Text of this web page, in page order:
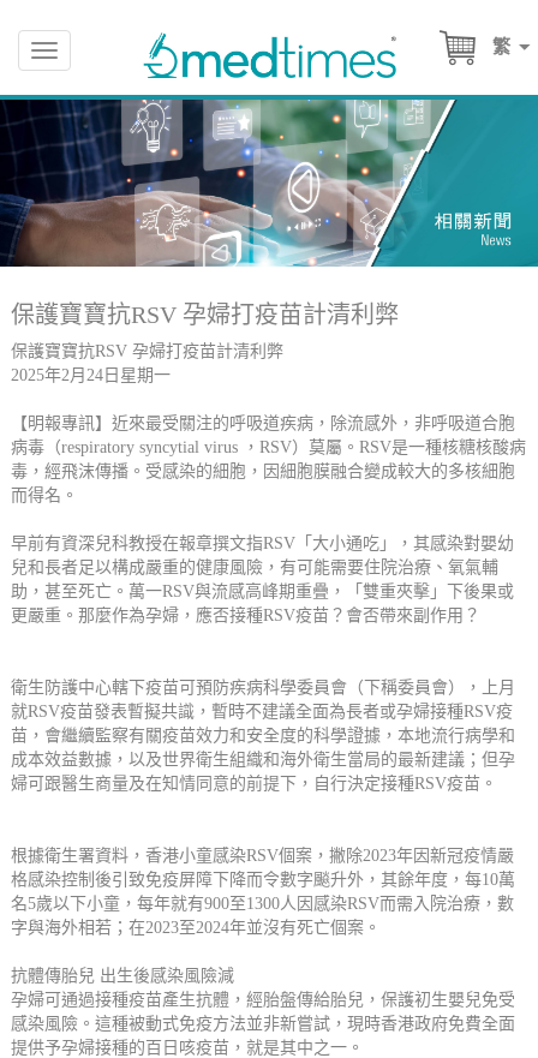
繁
Toggle
navigation
保護寶寶抗RSV 孕婦打疫苗計清利弊
保護寶寶抗RSV 孕婦打疫苗計清利弊
2025年2月24日星期一
【明報專訊】近來最受關注的呼吸道疾病，除流感外，非呼吸道合胞
病毒（respiratory syncytial virus ，RSV）莫屬。RSV是一種核糖核酸病
毒，經飛沫傳播。受感染的細胞，因細胞膜融合變成較大的多核細胞
而得名。
早前有資深兒科教授在報章撰文指RSV「大小通吃」，其感染對嬰幼
兒和長者足以構成嚴重的健康風險，有可能需要住院治療、氧氣輔
助，甚至死亡。萬一RSV與流感高峰期重疊，「雙重夾擊」下後果或
更嚴重。那麼作為孕婦，應否接種RSV疫苗？會否帶來副作用？
衛生防護中心轄下疫苗可預防疾病科學委員會（下稱委員會），上月
就RSV疫苗發表暫擬共識，暫時不建議全面為長者或孕婦接種RSV疫
苗，會繼續監察有關疫苗效力和安全度的科學證據，本地流行病學和
成本效益數據，以及世界衛生組織和海外衛生當局的最新建議；但孕
婦可跟醫生商量及在知情同意的前提下，自行決定接種RSV疫苗。
根據衛生署資料，香港小童感染RSV個案，撇除2023年因新冠疫情嚴
格感染控制後引致免疫屏障下降而令數字飈升外，其餘年度，每10萬
名5歲以下小童，每年就有900至1300人因感染RSV而需入院治療，數
字與海外相若；在2023至2024年並沒有死亡個案。
抗體傳胎兒 出生後感染風險減
孕婦可通過接種疫苗產生抗體，經胎盤傳給胎兒，保護初生嬰兒免受
感染風險。這種被動式免疫方法並非新嘗試，現時香港政府免費全面
提供予孕婦接種的百日咳疫苗，就是其中之一。